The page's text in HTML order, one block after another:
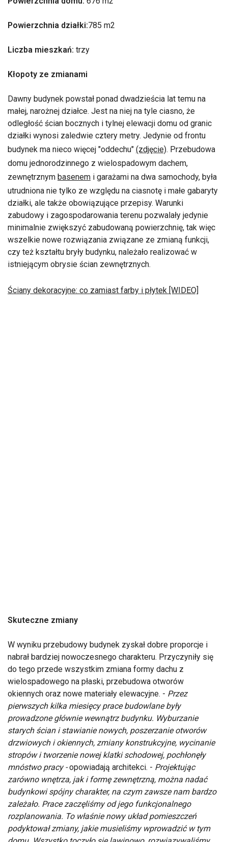
Powierzchnia działki:785 m2
Liczba mieszkań: trzy
Kłopoty ze zmianami
Dawny budynek powstał ponad dwadzieścia lat temu na
małej, narożnej działce. Jest na niej na tyle ciasno, że
odległość ścian bocznych i tylnej elewacji domu od granic
działki wynosi zaledwie cztery metry. Jedynie od frontu
budynek ma nieco więcej "oddechu" (zdjęcie). Przebudowa
domu jednorodzinnego z wielospadowym dachem,
zewnętrznym basenem i garażami na dwa samochody, była
utrudniona nie tylko ze względu na ciasnotę i małe gabaryty
działki, ale także obowiązujące przepisy. Warunki
zabudowy i zagospodarowania terenu pozwalały jedynie
minimalnie zwiększyć zabudowaną powierzchnię, tak więc
wszelkie nowe rozwiązania związane ze zmianą funkcji,
czy też kształtu bryły budynku, należało realizować w
istniejącym obrysie ścian zewnętrznych.
Ściany dekoracyjne: co zamiast farby i płytek [WIDEO]
Skuteczne zmiany
W wyniku przebudowy budynek zyskał dobre proporcje i
nabrał bardziej nowoczesnego charakteru. Przyczyniły się
do tego przede wszystkim zmiana formy dachu z
wielospadowego na płaski, przebudowa otworów
okiennych oraz nowe materiały elewacyjne. - Przez
pierwszych kilka miesięcy prace budowlane były
prowadzone głównie wewnątrz budynku. Wyburzanie
starych ścian i stawianie nowych, poszerzanie otworów
drzwiowych i okiennych, zmiany konstrukcyjne, wycinanie
stropów i tworzenie nowej klatki schodowej, pochłonęły
mnóstwo pracy -opowiadają architekci. - Projektując
zarówno wnętrza, jak i formę zewnętrzną, można nadać
budynkowi spójny charakter, na czym zawsze nam bardzo
zależało. Prace zaczęliśmy od jego funkcjonalnego
rozplanowania. To właśnie nowy układ pomieszczeń
podyktował zmiany, jakie musieliśmy wprowadzić w tym